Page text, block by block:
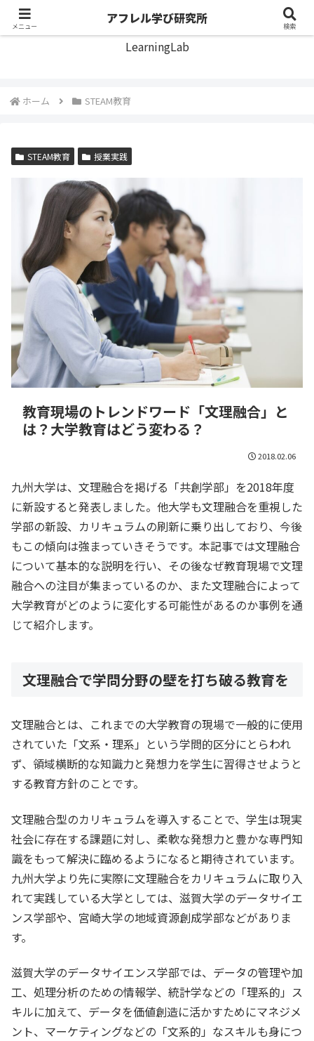
アフレル学び研究所
LearningLab
ホーム STEAM教育
STEAM教育 授業実践
教育現場のトレンドワード「文理融合」と
は？大学教育はどう変わる？
2018.02.06
九州大学は、文理融合を掲げる「共創学部」を2018年度
に新設すると発表しました。他大学も文理融合を重視した
学部の新設、カリキュラムの刷新に乗り出しており、今後
もこの傾向は強まっていきそうです。本記事では文理融合
について基本的な説明を行い、その後なぜ教育現場で文理
融合への注目が集まっているのか、また文理融合によって
大学教育がどのように変化する可能性があるのか事例を通
じて紹介します。
文理融合で学問分野の壁を打ち破る教育を
文理融合とは、これまでの大学教育の現場で一般的に使用
されていた「文系・理系」という学問的区分にとらわれ
ず、領域横断的な知識力と発想力を学生に習得させようと
する教育方針のことです。
文理融合型のカリキュラムを導入することで、学生は現実
社会に存在する課題に対し、柔軟な発想力と豊かな専門知
識をもって解決に臨めるようになると期待されています。
九州大学より先に実際に文理融合をカリキュラムに取り入
れて実践している大学としては、滋賀大学のデータサイエ
ンス学部や、宮崎大学の地域資源創成学部などがありま
す。
滋賀大学のデータサイエンス学部では、データの管理や加
工、処理分析のための情報学、統計学などの「理系的」ス
キルに加えて、データを価値創造に活かすためにマネジメ
ント、マーケティングなどの「文系的」なスキルも身につ
メニュー
アフレル学び研究所
検索